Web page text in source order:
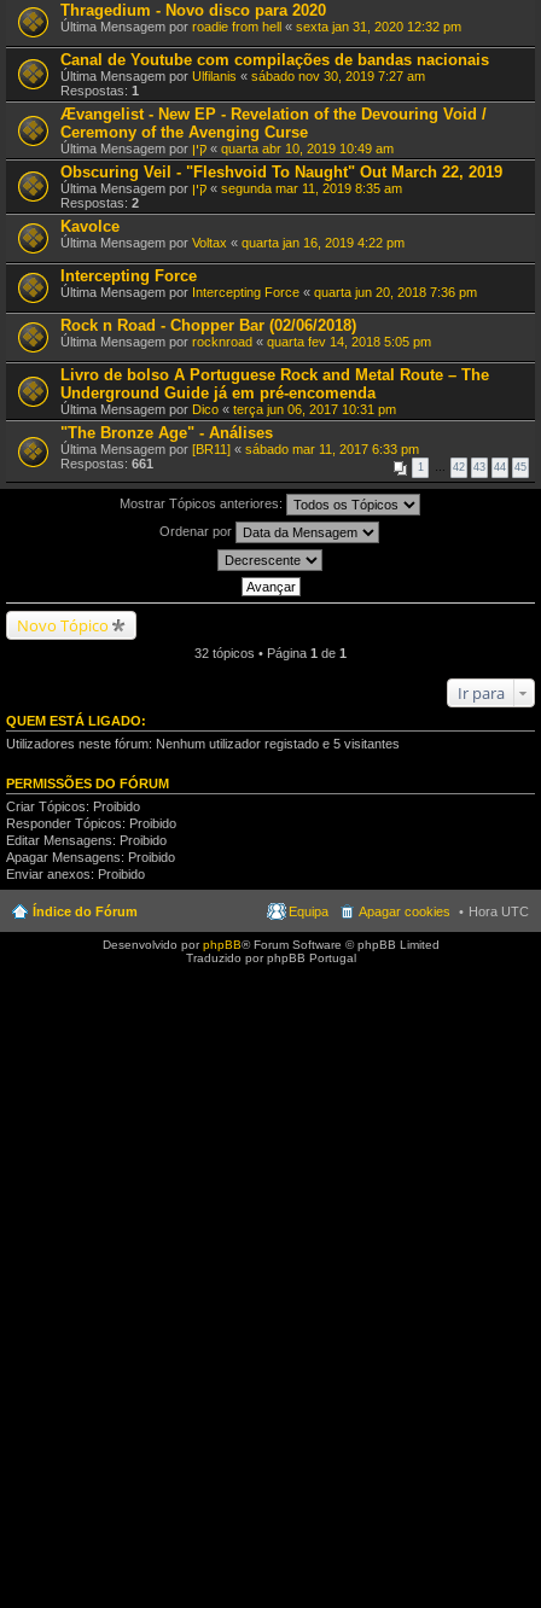
Thragedium - Novo disco para 2020
Última Mensagem por roadie from hell « sexta jan 31, 2020 12:32 pm
Canal de Youtube com compilações de bandas nacionais
Última Mensagem por Ulfilanis « sábado nov 30, 2019 7:27 am
Respostas: 1
Ævangelist - New EP - Revelation of the Devouring Void /
Ceremony of the Avenging Curse
Última Mensagem por קין « quarta abr 10, 2019 10:49 am
Obscuring Veil - "Fleshvoid To Naught" Out March 22, 2019
Última Mensagem por קין « segunda mar 11, 2019 8:35 am
Respostas: 2
Kavolce
Última Mensagem por Voltax « quarta jan 16, 2019 4:22 pm
Intercepting Force
Última Mensagem por Intercepting Force « quarta jun 20, 2018 7:36 pm
Rock n Road - Chopper Bar (02/06/2018)
Última Mensagem por rocknroad « quarta fev 14, 2018 5:05 pm
Livro de bolso A Portuguese Rock and Metal Route – The
Underground Guide já em pré-encomenda
Última Mensagem por Dico « terça jun 06, 2017 10:31 pm
"The Bronze Age" - Análises
Última Mensagem por [BR11] « sábado mar 11, 2017 6:33 pm
Respostas: 661 1 … 42 43 44 45
Mostrar Tópicos anteriores:
Ordenar por
Novo Tópico
32 tópicos • Página 1 de 1
Ir para
QUEM ESTÁ LIGADO:
Utilizadores neste fórum: Nenhum utilizador registado e 5 visitantes
PERMISSÕES DO FÓRUM
Criar Tópicos: Proibido
Responder Tópicos: Proibido
Editar Mensagens: Proibido
Apagar Mensagens: Proibido
Enviar anexos: Proibido
Índice do Fórum Hora UTC
Apagar cookies
Equipa
Desenvolvido porphpBB® Forum Software © phpBB Limited
Traduzido por phpBB Portugal